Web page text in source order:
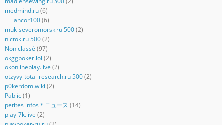
medmind.ru(6)
ancor100(6)
muk-severomorsk.ru 500(2)
nictok.ru 500(2)
Non classé (97)
okggpoker.lol (2)
okonlineplay.live (2)
otzyvy-total-research.ru 500(2)
p0kerdom.wiki (2)
Pablic(1)
petites infos＊ニュース (14)
play-7k.live (2)